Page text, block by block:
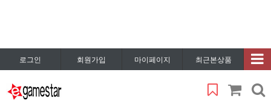
로그인 회원가입 마이페이지 최근본상품